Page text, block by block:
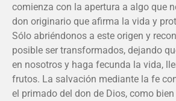
comienza con la apertura a algo que
don originario que afirma la vida y
Sólo abriéndonos a este origen y
posible ser transformados, dejando
en nosotros y haga fecunda la vida,
frutos. La salvación mediante la fe
el primado del don de Dios, como